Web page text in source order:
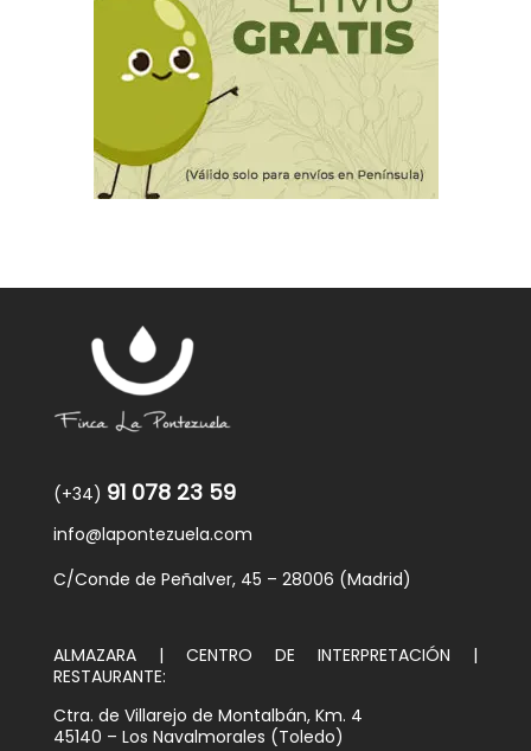
(+34) 91 078 23 59
info@lapontezuela.com
C/Conde de Peñalver, 45 – 28006 (Madrid)
ALMAZARA | CENTRO DE INTERPRETACIÓN |
RESTAURANTE:
Ctra. de Villarejo de Montalbán, Km. 4
45140 – Los Navalmorales (Toledo)